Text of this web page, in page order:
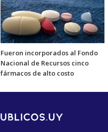
Fueron incorporados al Fondo
Nacional de Recursos cinco
fármacos de alto costo